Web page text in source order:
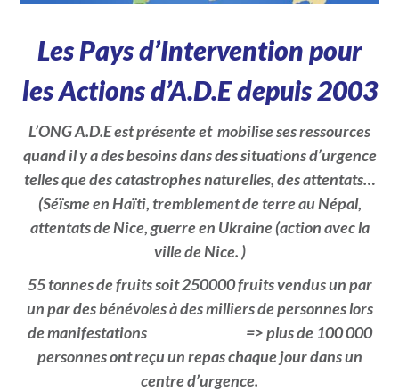
Les Pays d’Intervention pour
les Actions d’A.D.E depuis 2003
L’ONG A.D.E est présente et mobilise ses ressources
quand il y a des besoins dans des situations d’urgence
telles que des catastrophes naturelles, des attentats…
(Séïsme en Haïti, tremblement de terre au Népal,
attentats de Nice, guerre en Ukraine (action avec la
ville de Nice. )
55 tonnes de fruits soit 250000 fruits vendus un par
un par des bénévoles à des milliers de personnes lors
de manifestations =>plus de 100 000
personnes ont reçu un repas chaque jour dans un
centre d’urgence.